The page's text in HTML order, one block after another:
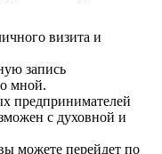
визита и
запись
мной.
предпринимателей
с духовной и
можете перейдет по